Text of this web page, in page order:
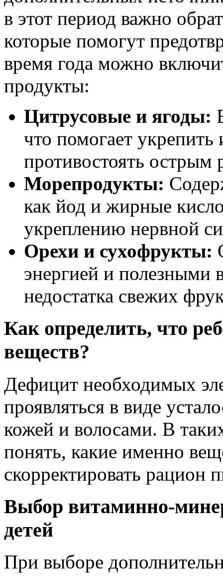
в этот период важно
которые помогут
время года можно
продукты:
Цитрусовые и ягоды:
что помогает
противостоять острым
Морепродукты:
как йод и жирные
укреплению нервной
Орехи и сухофрукты:
энергией и полезными
недостатка свежих
Как определить, что
веществ?
Дефицит необходимых
проявляться в виде
кожей и волосами. В
понять, какие именно
скорректировать рацион
Выбор витаминно-
детей
При выборе